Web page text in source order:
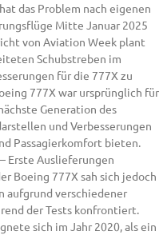
das Problem nach eigenen
Mitte Januar 2025
von Aviation Week plant
Schubstreben im
für die 777X zu
777X war ursprünglich für
Generation des
und Verbesserungen
Passagierkomfort bieten.
Erste Auslieferungen
Boeing 777X sah sich jedoch
aufgrund verschiedener
der Tests konfrontiert.
sich im Jahr 2020, als ein